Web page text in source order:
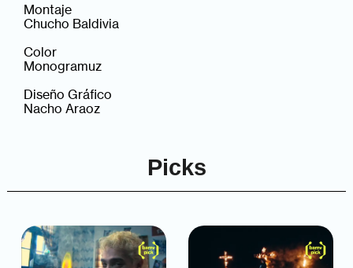
Montaje
Chucho Baldivia
Color
Monogramuz
Diseño Gráfico
Nacho Araoz
Picks